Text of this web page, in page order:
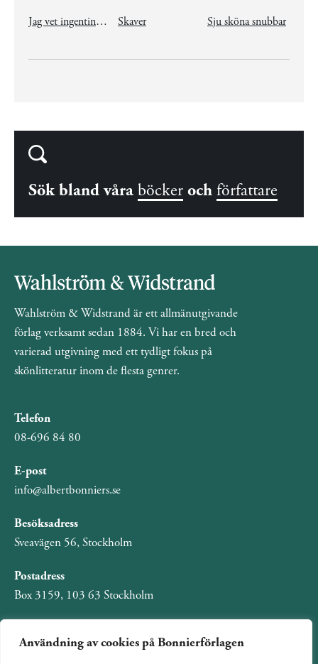
Användning av cookies på Bonnierförlagen
Jag vet ingenting om dig Skaver Sju sköna snubbar
Sök bland våra böcker och författare
Wahlström & Widstrand är ett allmänutgivande
förlag verksamt sedan 1884. Vi har en bred och
varierad utgivning med ett tydligt fokus på
skönlitteratur inom de flesta genrer.
Telefon
08-696 84 80
E-post
info@albertbonniers.se
Besöksadress
Sveavägen 56, Stockholm
Postadress
Box 3159, 103 63 Stockholm